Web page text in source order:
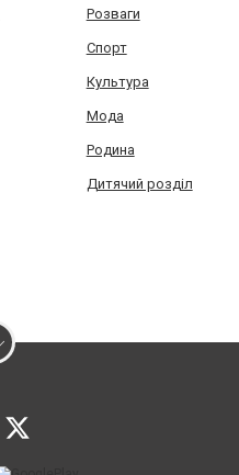
Розваги
Спорт
Культура
Мода
Родина
Дитячий розділ